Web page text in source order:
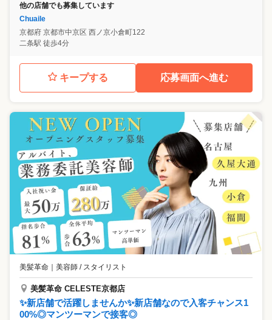
他の店舗でも募集しています
Chuaile
京都府 京都市中京区 西ノ京小倉町122
二条駅 徒歩4分
キープする 応募画面へ進む
美髪革命 美容師 / スタイリスト
美髪革命 CELESTE京都店
✨新店舗で活躍しませんか✨新店舗なので入客チャンス1
00%◎マンツーマンで接客◎